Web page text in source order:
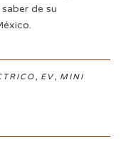
de su
, EV, MINI